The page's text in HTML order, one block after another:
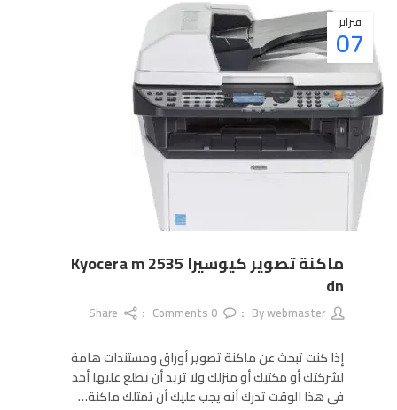
07
فبراير
ماكنة تصوير كيوسيرا Kyocera m 2535
dn
By
webmaster
0
Share
إذا كنت تبحث عن ماكنة تصوير أوراق ومستندات هامة
لشركتك أو مكتبك أو منزلك ولا تريد أن يطلع عليها أحد
في هذا الوقت تدرك أنه يجب عليك أن تمتلك ماكنة…